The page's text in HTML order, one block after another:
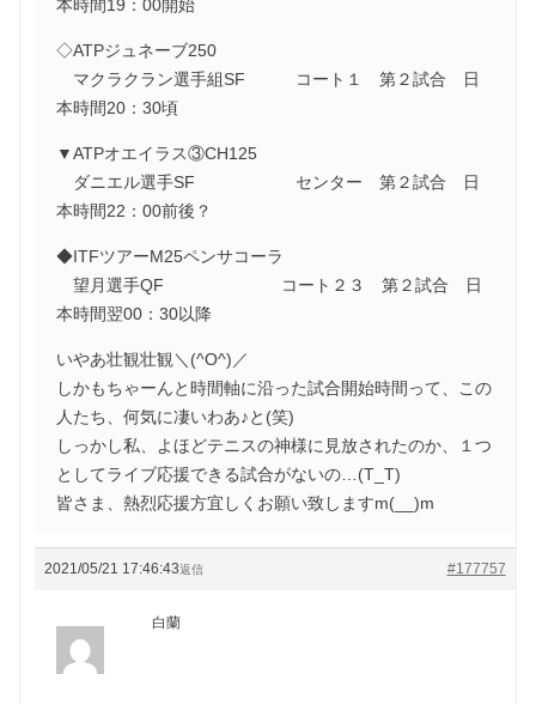
本時間19：00開始
◇ATPジュネーブ250
マクラクラン選手組SF コート１ 第２試合 日
本時間20：30頃
▼ATPオエイラス③CH125
ダニエル選手SF センター 第２試合 日
本時間22：00前後？
◆ITFツアーM25ペンサコーラ
望月選手QF コート２３ 第２試合 日
本時間翌00：30以降
いやあ壮観壮観＼(^O^)／
しかもちゃーんと時間軸に沿った試合開始時間って、この
人たち、何気に凄いわあ♪と(笑)
しっかし私、よほどテニスの神様に見放されたのか、１つ
としてライブ応援できる試合がないの…(T_T)
皆さま、熱烈応援方宜しくお願い致しますm(__)m
2021/05/21 17:46:43 #177757
返信
白蘭